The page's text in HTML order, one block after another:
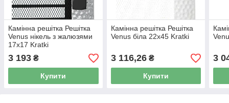
Камінна решітка Решітка
Venus нікель з жалюзями
17x17 Kratki
3 193 ₴
Купити
Камінна решітка Решітка
Venus біла 22x45 Kratki
3 116,26₴
Купити
3